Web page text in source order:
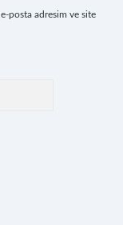
posta adresim ve site